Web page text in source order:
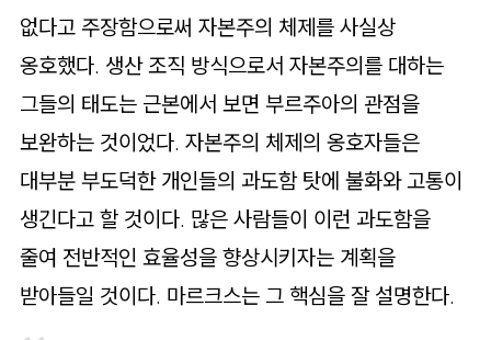
없다고 주장함으로써 자본주의 체제를 사실상
옹호했다. 생산 조직 방식으로서 자본주의를 대하는
그들의 태도는 근본에서 보면 부르주아의 관점을
보완하는 것이었다. 자본주의 체제의 옹호자들은
대부분 부도덕한 개인들의 과도함 탓에 불화와 고통이
생긴다고 할 것이다. 많은 사람들이 이런 과도함을
줄여 전반적인 효율성을 향상시키자는 계획을
받아들일 것이다. 마르크스는 그 핵심을 잘 설명한다.